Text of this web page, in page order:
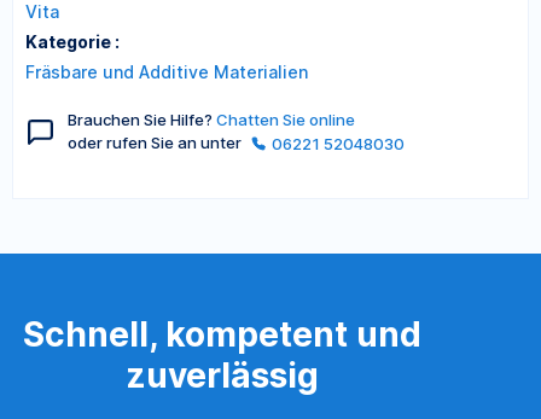
Vita
Kategorie :
Fräsbare und Additive Materialien
Brauchen Sie Hilfe? Chatten Sie online
oder rufen Sie an unter
06221 52048030
Schnell, kompetent und
zuverlässig